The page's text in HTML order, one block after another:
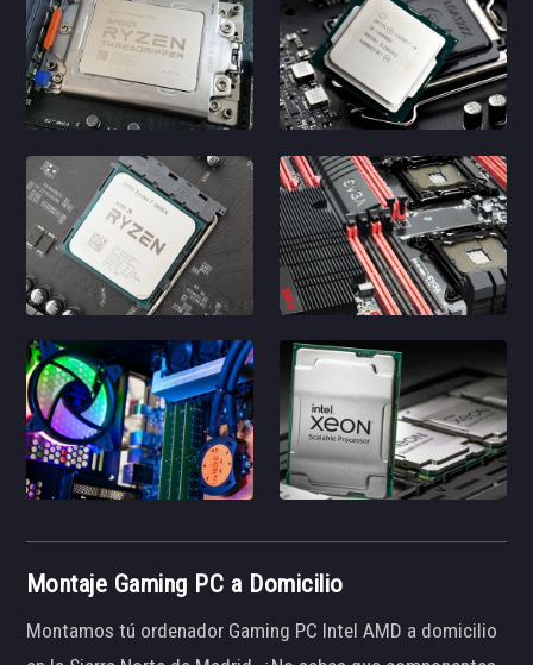
Montaje Gaming PC a Domicilio
Montamos tú ordenador Gaming PC Intel AMD a domicilio